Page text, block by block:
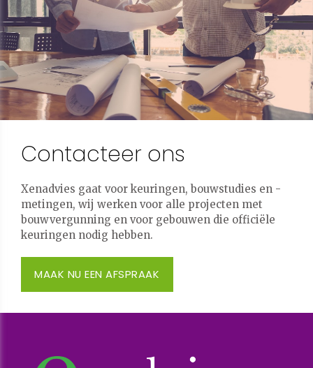
Contacteer ons
Xenadvies gaat voor keuringen, bouwstudies en -
metingen, wij werken voor alle projecten met
bouwvergunning en voor gebouwen die officiële
keuringen nodig hebben.
MAAK NU EEN AFSPRAAK